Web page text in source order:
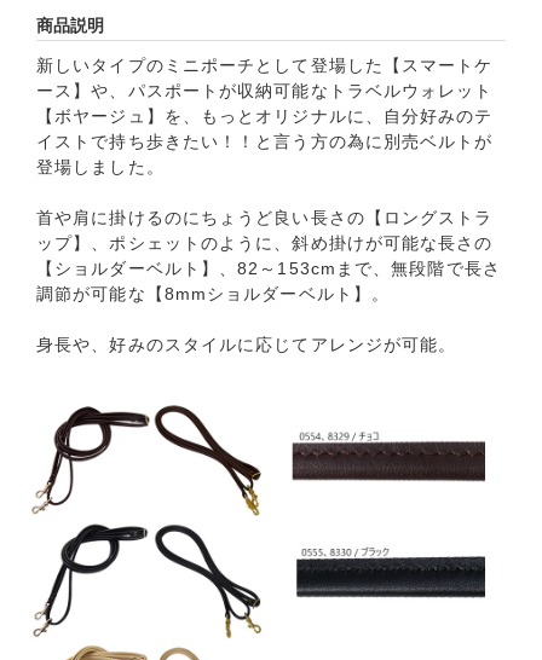
商品説明
新しいタイプのミニポーチとして登場した【スマートケ
ース】や、パスポートが収納可能なトラベルウォレット
【ボヤージュ】を、もっとオリジナルに、自分好みのテ
イストで持ち歩きたい！！と言う方の為に別売ベルトが
登場しました。
首や肩に掛けるのにちょうど良い長さの【ロングストラ
ップ】、ポシェットのように、斜め掛けが可能な長さの
【ショルダーベルト】、82～153cmまで、無段階で長さ
調節が可能な【8mmショルダーベルト】。
身長や、好みのスタイルに応じてアレンジが可能。